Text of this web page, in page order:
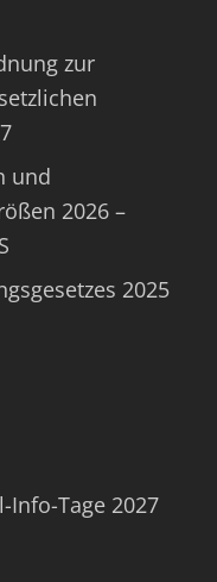
zur
und
2026 –
2025
Info-Tage 2027